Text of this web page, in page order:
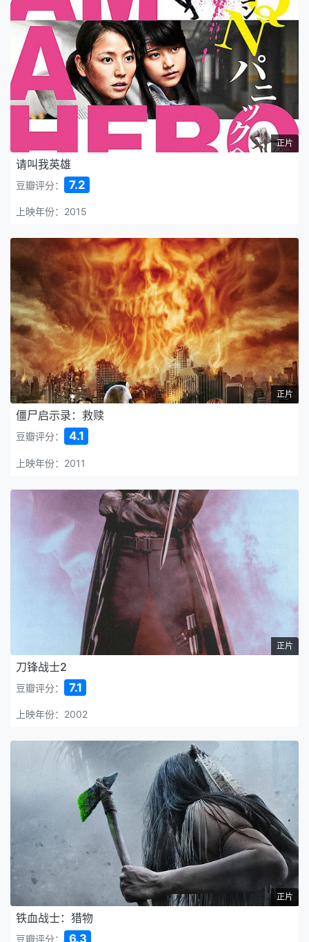
正片
请叫我英雄
豆瓣评分： 7.2
上映年份：2015
正片
僵尸启示录：救赎
豆瓣评分： 4.1
上映年份：2011
正片
刀锋战士2
豆瓣评分： 7.1
上映年份：2002
正片
铁血战士：猎物
豆瓣评分： 6.3